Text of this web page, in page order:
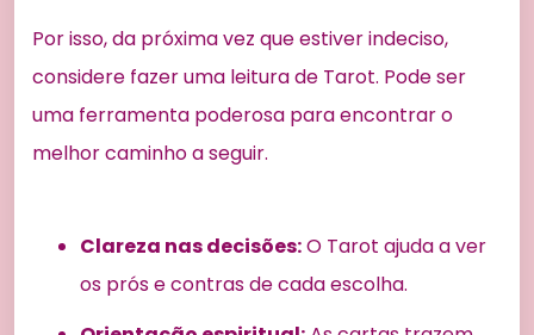
Por isso, da próxima vez que estiver indeciso,
considere fazer uma leitura de Tarot. Pode ser
uma ferramenta poderosa para encontrar o
melhor caminho a seguir.
Clareza nas decisões:O Tarot ajuda a ver
os prós e contras de cada escolha.